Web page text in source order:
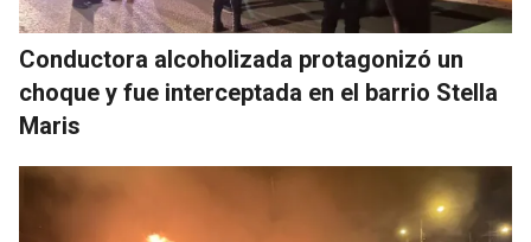
Conductora alcoholizada protagonizó un
choque y fue interceptada en el barrio Stella
Maris